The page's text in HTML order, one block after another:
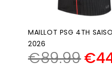
MAILLOT PSG 4TH
2026
€89.99€